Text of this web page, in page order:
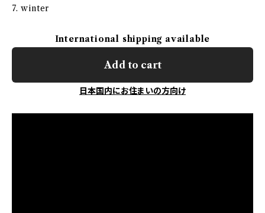
7. winter
International shipping available
Add to cart
日本国内にお住まいの方向け